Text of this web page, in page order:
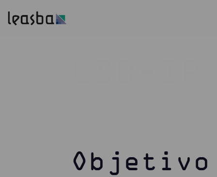
Objetivo